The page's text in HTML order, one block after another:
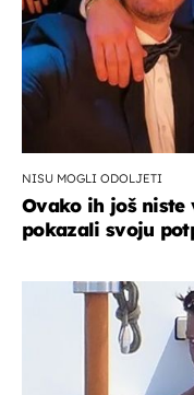
NISU MOGLI ODOLJETI
Ovako ih još niste
pokazali svoju